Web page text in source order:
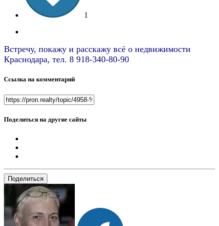
1
Встречу, покажу и расскажу всё о недвижимости
Краснодара, тел. 8 918-340-80-90
Ссылка на комментарий
Поделиться на другие сайты
Поделиться